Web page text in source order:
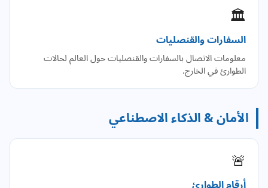
🏛️
السفارات والقنصليات
معلومات الاتصال بالسفارات والقنصليات حول العالم لحالات
الطوارئ في الخارج.
الأمان & الذكاء الاصطناعي
🚨